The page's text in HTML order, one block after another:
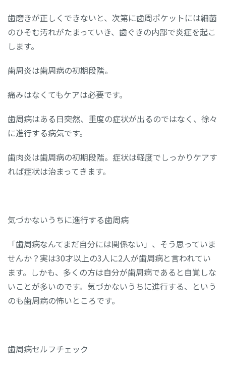
歯磨きが正しくできないと、次第に歯周ポケットには細菌
のひそむ汚れがたまっていき、歯ぐきの内部で炎症を起こ
します。
歯周炎は歯周病の初期段階。
痛みはなくてもケアは必要です。
歯周病はある日突然、重度の症状が出るのではなく、徐々
に進行する病気です。
歯肉炎は歯周病の初期段階。症状は軽度でしっかりケアす
れば症状は治まってきます。
気づかないうちに進行する歯周病
「歯周病なんてまだ自分には関係ない」、そう思っていま
せんか？実は30才以上の3人に2人が歯周病と言われてい
ます。しかも、多くの方は自分が歯周病であると自覚しな
いことが多いのです。気づかないうちに進行する、という
のも歯周病の怖いところです。
歯周病セルフチェック